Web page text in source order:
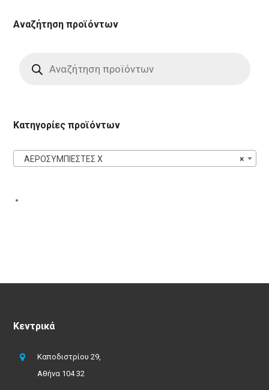
Αναζήτηση προϊόντων
search
Κατηγορίες προϊόντων
×
ΑΕΡΟΣΥΜΠΙΕΣΤΕΣ X
Κεντρικά
Καποδιστρίου 29,
Αθήνα 104 32